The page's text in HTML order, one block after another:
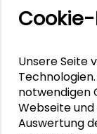
Schader-
Dialogue –
Unsere Seite
notwendigen
Webseite und
Auswertung